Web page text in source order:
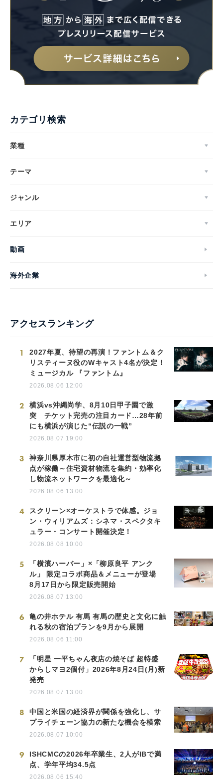
カテゴリ検索
業種
テーマ
ジャンル
エリア
動画
海外企業
アクセスランキング
1
2027年夏、待望の再演！ファントム＆ク
リスティーヌ役のWキャスト4名が決定！
ミュージカル 『ファントム』
2026.08.06 12:00
2
横浜vs沖縄尚学、8月10日甲子園で激
突 チケット完売の注目カード…28年前
にも横浜が演じた“伝説の一戦”
2026.08.07 19:00
3
神奈川県厚木市に初の自社運営型物流拠
点が稼働～住宅資材物流を集約・効率化
し物流ネットワークを最適化～
2026.08.06 13:00
4
スクリーン×オーケストラで体感。ジョ
ン・ウィリアムズ：シネマ・スペクタキ
ュラー・コンサート開催決定！
2026.08.08 10:00
5
「横濱ハーバー」×「柳原良平 アンク
ル」 限定コラボ商品＆メニューが登場
8月17日から限定販売開始
2026.08.07 13:00
6
亀の井ホテル 有馬 有馬の歴史と文化に触
れる秋の宿泊プランを9月から展開
2026.08.06 11:00
7
「明星 一平ちゃん夜店の焼そば 超特盛
からしマヨ2個付」2026年8月24日(月)新
発売
2026.08.07 13:00
8
中国と米国の経済界が関係を強化し、サ
プライチェーン協力の新たな機会を模索
2026.08.07 10:00
9
ISHCMCの2026年卒業生、2人がIBで満
点、学年平均34.5点
2026.08.06 15:40